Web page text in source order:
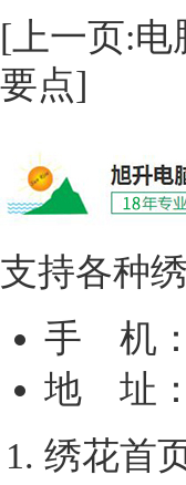
[上一页:电
要点]
支持各种
手 机：
地 址：
绣花首